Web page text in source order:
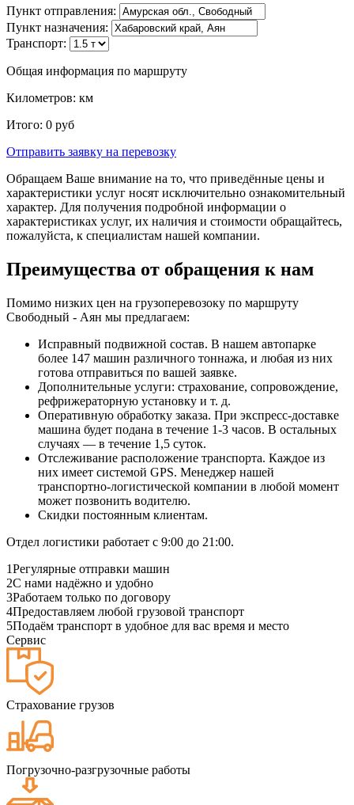
Пункт отправления:
Пункт назначения:
Транспорт:
Общая информация по маршруту
Километров: км
Итого: 0 руб
Отправить заявку на перевозку
Обращаем Ваше внимание на то, что приведённые цены и
характеристики услуг носят исключительно ознакомительный
характер. Для получения подробной информации о
характеристиках услуг, их наличия и стоимости обращайтесь,
пожалуйста, к специалистам нашей компании.
Преимущества от обращения к нам
Помимо низких цен на грузоперевозоку по маршруту
Свободный - Аян мы предлагаем:
Исправный подвижной состав. В нашем автопарке
более 147 машин различного тоннажа, и любая из них
готова отправиться по вашей заявке.
Дополнительные услуги: страхование, сопровождение,
рефрижераторную установку и т. д.
Оперативную обработку заказа. При экспресс-доставке
машина будет подана в течение 1-3 часов. В остальных
случаях — в течение 1,5 суток.
Отслеживание расположение транспорта. Каждое из
них имеет системой GPS. Менеджер нашей
транспортно-логистической компании в любой момент
может позвонить водителю.
Скидки постоянным клиентам.
Отдел логистики работает с 9:00 до 21:00.
1Регулярные отправки машин
2С нами надёжно и удобно
3Работаем только по договору
4Предоставляем любой грузовой транспорт
5Подаём транспорт в удобное для вас время и место
Сервис
Страхование грузов
Погрузочно-разгрузочные работы